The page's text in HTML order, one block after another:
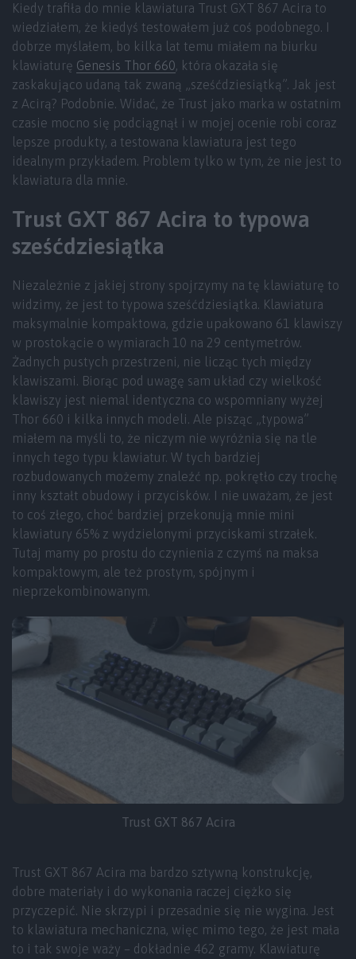
Kiedy trafiła do mnie klawiatura Trust GXT 867 Acira to
wiedziałem, że kiedyś testowałem już coś podobnego. I
dobrze myślałem, bo kilka lat temu miałem na biurku
klawiaturę Genesis Thor 660, która okazała się
zaskakująco udaną tak zwaną „sześćdziesiątką”. Jak jest
z Acirą? Podobnie. Widać, że Trust jako marka w ostatnim
czasie mocno się podciągnął i w mojej ocenie robi coraz
lepsze produkty, a testowana klawiatura jest tego
idealnym przykładem. Problem tylko w tym, że nie jest to
klawiatura dla mnie.
Trust GXT 867 Acira to typowa
sześćdziesiątka
Niezależnie z jakiej strony spojrzymy na tę klawiaturę to
widzimy, że jest to typowa sześćdziesiątka. Klawiatura
maksymalnie kompaktowa, gdzie upakowano 61 klawiszy
w prostokącie o wymiarach 10 na 29 centymetrów.
Żadnych pustych przestrzeni, nie licząc tych między
klawiszami. Biorąc pod uwagę sam układ czy wielkość
klawiszy jest niemal identyczna co wspomniany wyżej
Thor 660 i kilka innych modeli. Ale pisząc „typowa”
miałem na myśli to, że niczym nie wyróżnia się na tle
innych tego typu klawiatur. W tych bardziej
rozbudowanych możemy znaleźć np. pokrętło czy trochę
inny kształt obudowy i przycisków. I nie uważam, że jest
to coś złego, choć bardziej przekonują mnie mini
klawiatury 65% z wydzielonymi przyciskami strzałek.
Tutaj mamy po prostu do czynienia z czymś na maksa
kompaktowym, ale też prostym, spójnym i
nieprzekombinowanym.
Trust GXT 867 Acira
Trust GXT 867 Acira ma bardzo sztywną konstrukcję,
dobre materiały i do wykonania raczej ciężko się
przyczepić. Nie skrzypi i przesadnie się nie wygina. Jest
to klawiatura mechaniczna, więc mimo tego, że jest mała
to i tak swoje waży – dokładnie 462 gramy. Klawiaturę